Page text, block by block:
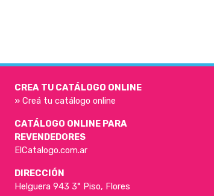
CREA TU CATÁLOGO ONLINE
» Creá tu catálogo online
CATÁLOGO ONLINE PARA
REVENDEDORES
ElCatalogo.com.ar
DIRECCIÓN
Helguera 943 3° Piso, Flores